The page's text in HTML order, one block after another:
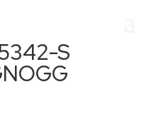
S